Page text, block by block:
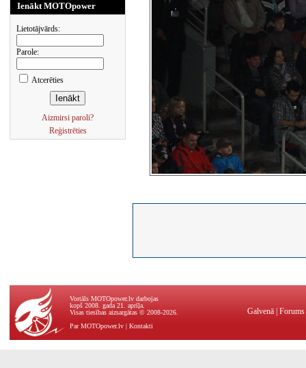
Ienākt MOTOpower
Lietotājvārds:
Parole:
Atcerēties
Aizmirsi paroli?
Reģistrēties
Vortāls MOTOpower.lv darbojas
kopš 2008. gada 21. aprīļa.
Visas tiesības aizsargātas © 2008-2026.
Par MOTOpower.lv | Kontakti
Galvenā Forums